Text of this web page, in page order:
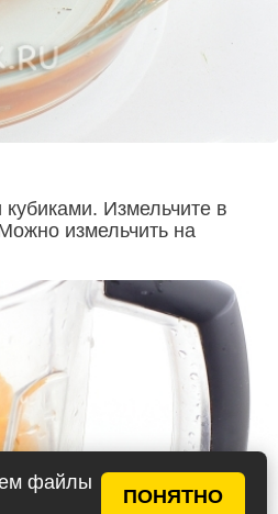
файлы
ПОНЯТНО
Измельчите в
измельчить на